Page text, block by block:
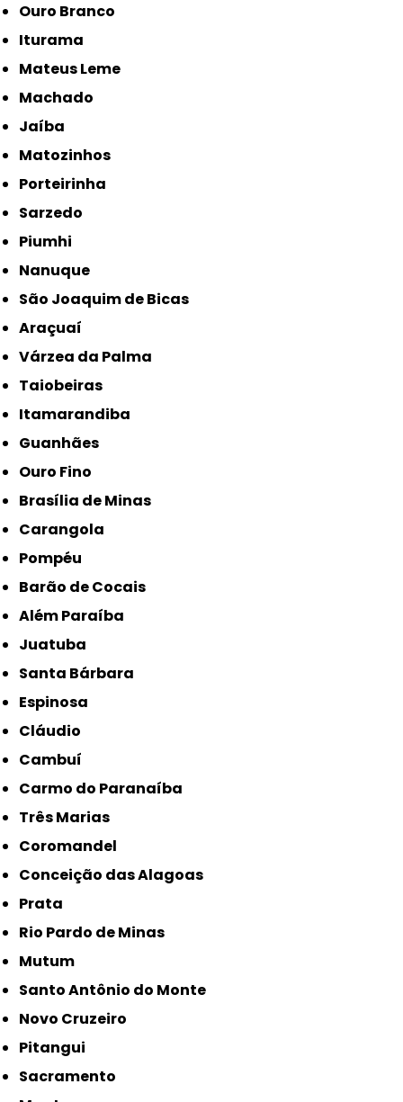
Ouro Branco
Iturama
Mateus Leme
Machado
Jaíba
Matozinhos
Porteirinha
Sarzedo
Piumhi
Nanuque
São Joaquim de Bicas
Araçuaí
Várzea da Palma
Taiobeiras
Itamarandiba
Guanhães
Ouro Fino
Brasília de Minas
Carangola
Pompéu
Barão de Cocais
Além Paraíba
Juatuba
Santa Bárbara
Espinosa
Cláudio
Cambuí
Carmo do Paranaíba
Três Marias
Coromandel
Conceição das Alagoas
Prata
Rio Pardo de Minas
Mutum
Santo Antônio do Monte
Novo Cruzeiro
Pitangui
Sacramento